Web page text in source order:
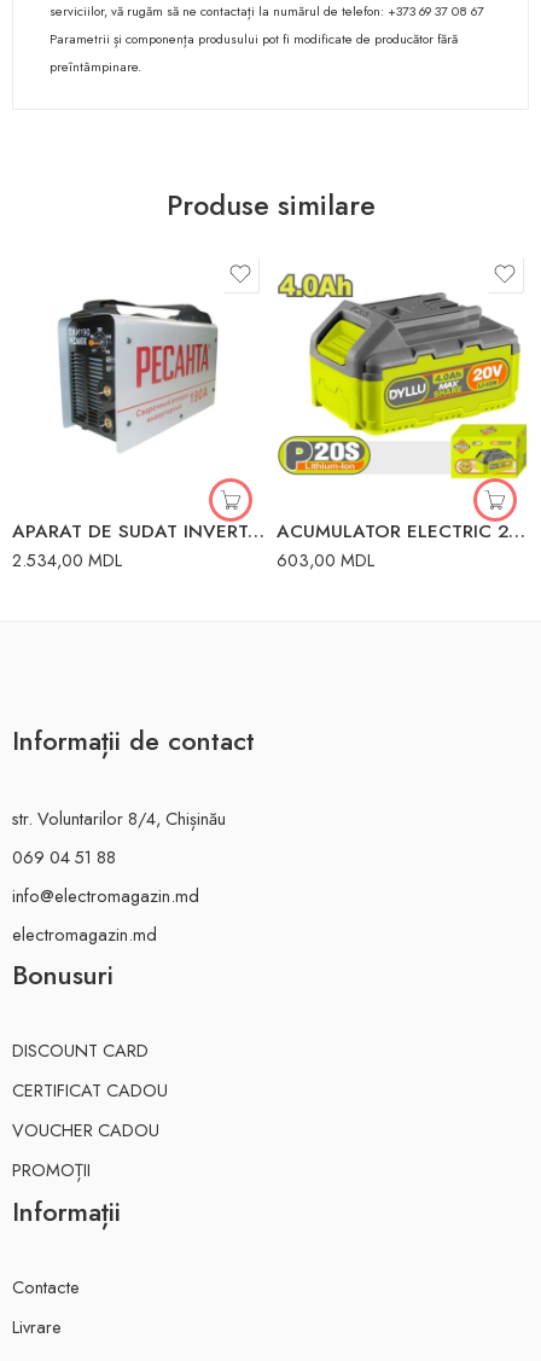
serviciilor, vă rugăm să ne contactați la numărul de telefon: +373 69 37 08 67
Parametrii și componența produsului pot fi modificate de producător fără
preîntâmpinare.
Produse similare
APARAT DE SUDAT INVERTOR 190A RESANTA 65/2
2.534,00 MDL
ACUMULATOR ELECTRIC 20V 4.0AH DYLLU
603,00 MDL
Informații de contact
str. Voluntarilor 8/4, Chișinău
069 04 51 88
info@electromagazin.md
electromagazin.md
Bonusuri
DISCOUNT CARD
CERTIFICAT CADOU
VOUCHER CADOU
PROMOȚII
Informații
Contacte
Livrare